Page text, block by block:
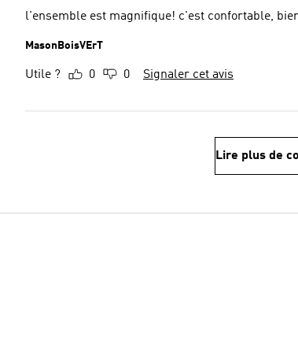
l'ensemble est magnifique! c'est confortable,
MasonBoisVErT
Utile ? 0 0 Signaler cet avis
Lire plus de